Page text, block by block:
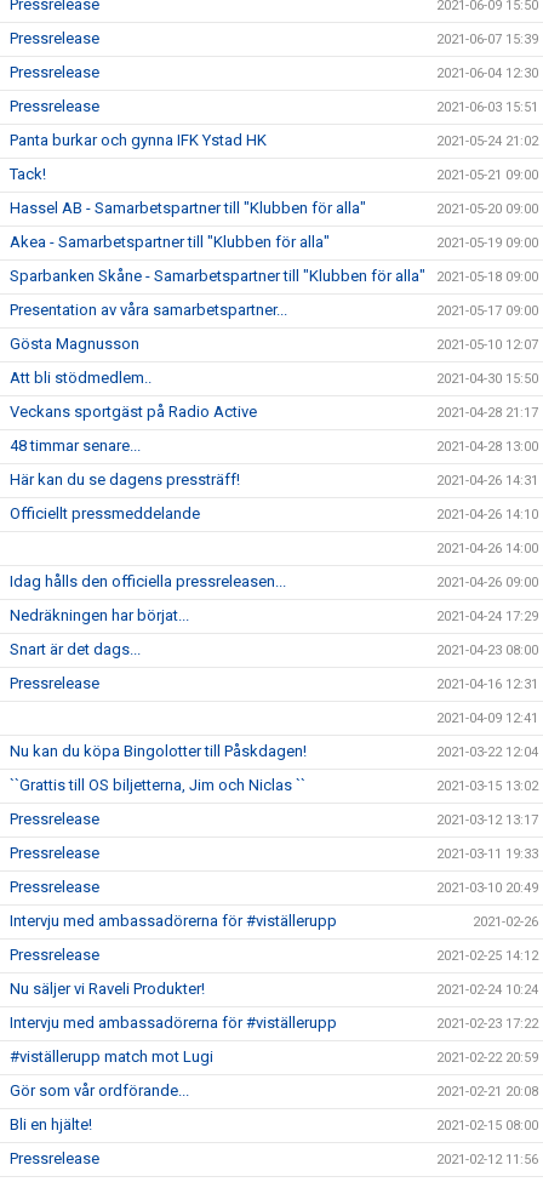
Pressrelease 2021-06-09 15:50
Pressrelease 2021-06-07 15:39
Pressrelease 2021-06-04 12:30
Pressrelease 2021-06-03 15:51
Panta burkar och gynna IFK Ystad HK 2021-05-24 21:02
Tack! 2021-05-21 09:00
Hassel AB - Samarbetspartner till "Klubben för alla" 2021-05-20 09:00
Akea - Samarbetspartner till "Klubben för alla" 2021-05-19 09:00
Sparbanken Skåne - Samarbetspartner till "Klubben för alla" 2021-05-18 09:00
Presentation av våra samarbetspartner... 2021-05-17 09:00
Gösta Magnusson 2021-05-10 12:07
Att bli stödmedlem.. 2021-04-30 15:50
Veckans sportgäst på Radio Active 2021-04-28 21:17
48 timmar senare... 2021-04-28 13:00
Här kan du se dagens pressträff! 2021-04-26 14:31
Officiellt pressmeddelande 2021-04-26 14:10
2021-04-26 14:00
Idag hålls den officiella pressreleasen... 2021-04-26 09:00
Nedräkningen har börjat... 2021-04-24 17:29
Snart är det dags... 2021-04-23 08:00
Pressrelease 2021-04-16 12:31
2021-04-09 12:41
Nu kan du köpa Bingolotter till Påskdagen! 2021-03-22 12:04
``Grattis till OS biljetterna, Jim och Niclas `` 2021-03-15 13:02
Pressrelease 2021-03-12 13:17
Pressrelease 2021-03-11 19:33
Pressrelease 2021-03-10 20:49
Intervju med ambassadörerna för #viställerupp 2021-02-26
Pressrelease 2021-02-25 14:12
Nu säljer vi Raveli Produkter! 2021-02-24 10:24
Intervju med ambassadörerna för #viställerupp 2021-02-23 17:22
#viställerupp match mot Lugi 2021-02-22 20:59
Gör som vår ordförande... 2021-02-21 20:08
Bli en hjälte! 2021-02-15 08:00
Pressrelease 2021-02-12 11:56